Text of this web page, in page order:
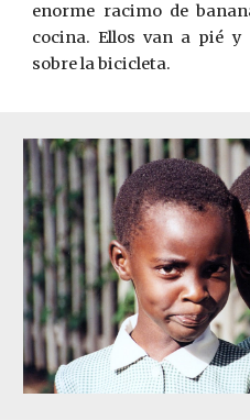
enorme racimo de
cocina. Ellos van a pié
sobre la bicicleta.